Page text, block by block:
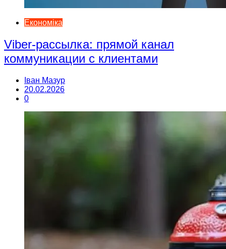
Економіка
Viber-рассылка: прямой канал
коммуникации с клиентами
Іван Мазур
20.02.2026
0